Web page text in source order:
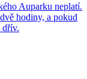
Auparku neplatí.
hodiny, a pokud
dřív.